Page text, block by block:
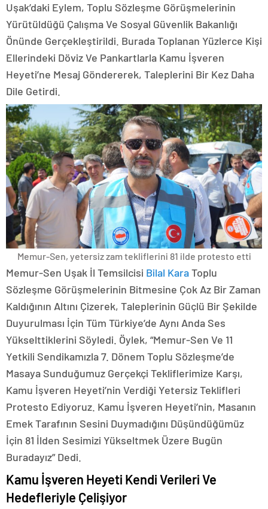
Uşak’daki Eylem, Toplu Sözleşme Görüşmelerinin
Yürütüldüğü Çalışma Ve Sosyal Güvenlik Bakanlığı
Önünde Gerçekleştirildi. Burada Toplanan Yüzlerce Kişi
Ellerindeki Döviz Ve Pankartlarla Kamu İşveren
Heyeti’ne Mesaj Göndererek, Taleplerini Bir Kez Daha
Dile Getirdi.
Memur-Sen, yetersiz zam tekliflerini 81 ilde protesto etti
Memur-Sen Uşak İl Temsilcisi Bilal KaraToplu
Sözleşme Görüşmelerinin Bitmesine Çok Az Bir Zaman
Kaldığının Altını Çizerek, Taleplerinin Güçlü Bir Şekilde
Duyurulması İçin Tüm Türkiye’de Aynı Anda Ses
Yükselttiklerini Söyledi. Öylek, “Memur-Sen Ve 11
Yetkili Sendikamızla 7. Dönem Toplu Sözleşme’de
Masaya Sunduğumuz Gerçekçi Tekliflerimize Karşı,
Kamu İşveren Heyeti’nin Verdiği Yetersiz Teklifleri
Protesto Ediyoruz. Kamu İşveren Heyeti’nin, Masanın
Emek Tarafının Sesini Duymadığını Düşündüğümüz
İçin 81 İlden Sesimizi Yükseltmek Üzere Bugün
Buradayız” Dedi.
Kamu İşveren Heyeti Kendi Verileri Ve
Hedefleriyle Çelişiyor